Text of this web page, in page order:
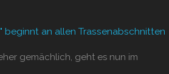
beginnt an allen Trassenabschnitten
gemächlich, geht es nun im